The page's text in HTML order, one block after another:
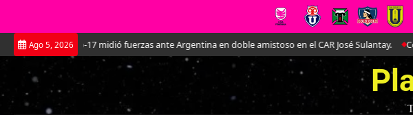
Saltar
al
contenido
Ago 5, 2026
La Roja Sub-17 midió fuerzas ante Argentina en doble amistoso en el CAR José Sulantay.